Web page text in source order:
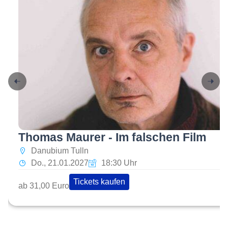
Thomas Maurer - Im falschen Film
Danubium Tulln
Do., 21.01.2027
18:30 Uhr
ab 31,00 Euro Tickets kaufen